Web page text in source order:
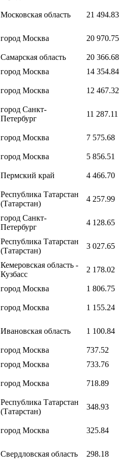
Московская область 21 494.83
город Москва 20 970.75
Самарская область 20 366.68
город Москва 14 354.84
город Москва 12 467.32
город Санкт-
Петербург
11 287.11
город Москва 7 575.68
город Москва 5 856.51
Пермский край 4 466.70
Республика Татарстан
(Татарстан)
4 257.99
город Санкт-
Петербург
4 128.65
Республика Татарстан
(Татарстан)
3 027.65
Кемеровская область -
Кузбасс
2 178.02
город Москва 1 806.75
город Москва 1 155.24
Ивановская область 1 100.84
город Москва 737.52
город Москва 733.76
город Москва 718.89
Республика Татарстан
(Татарстан)
348.93
город Москва 325.84
Свердловская область 298.18